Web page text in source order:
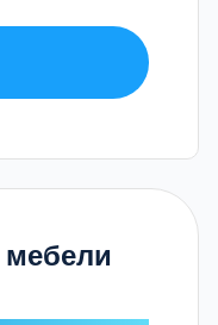
мебели